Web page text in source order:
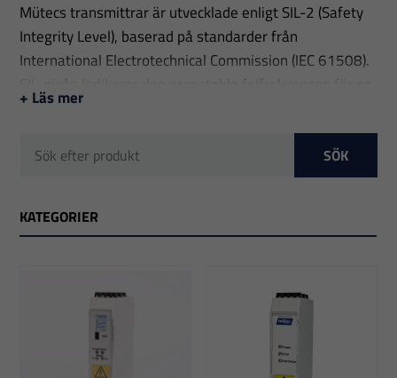
Mütecs transmittrar är utvecklade enligt SIL-2 (Safety
Integrity Level), baserad på standarder från
International Electrotechnical Commission (IEC 61508).
säkerhetsfunktion. Ju högre siffra, desto lägre risk.
Flera funktioner hos våra transmittrar minskar risken
för fel avsevärt, till exempel:
Redundant struktur, till exempel med huvud- och
slavprocessor
komponenter i alla enheter
Extern självdiagnostik, till exempel för att
identifiera kabelbrott och lösa anslutningar
+ Läs mer
SÖK
KATEGORIER